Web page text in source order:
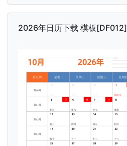
2026年日历下载 模板[DF012]